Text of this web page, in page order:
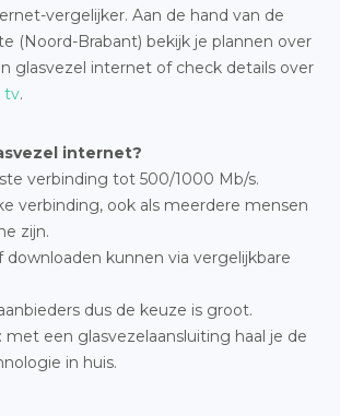
vergelijker. Aan de hand van de
(Noord-Brabant) bekijk je plannen over
glasvezel internet of check details over
tv.
internet?
verbinding tot 500/1000 Mb/s.
verbinding, ook als meerdere mensen
zijn.
downloaden kunnen via vergelijkbare
dus de keuze is groot.
met een glasvezelaansluiting haal je de
in huis.